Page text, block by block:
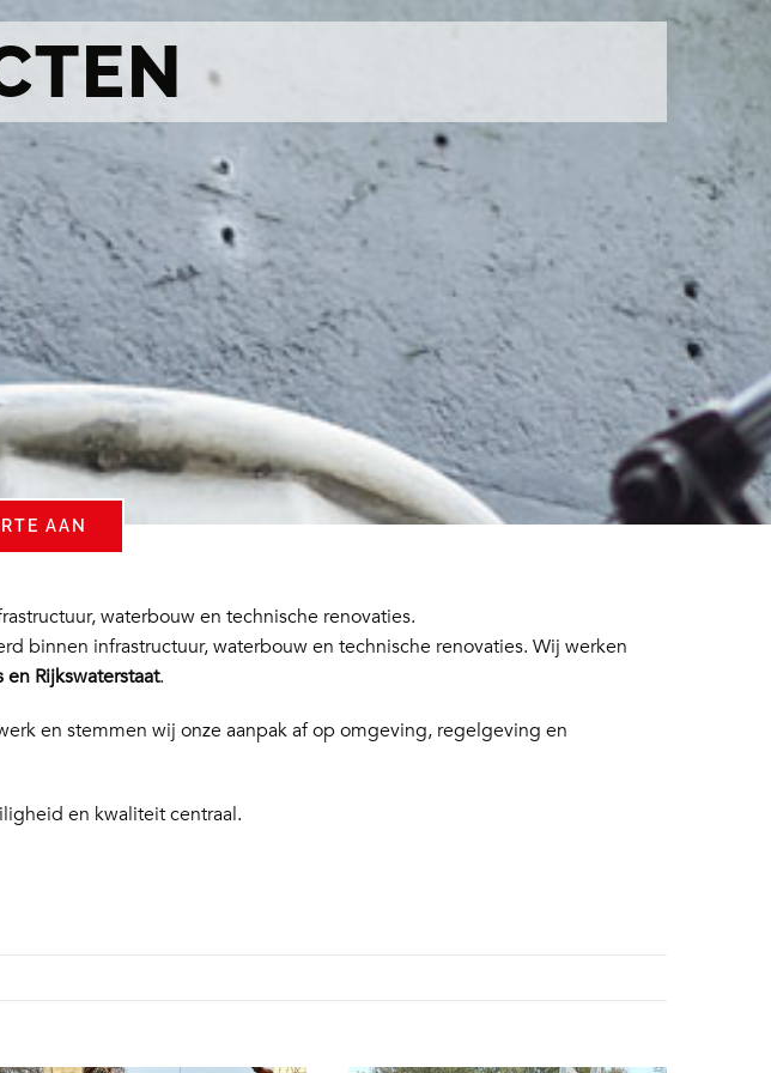
AAN
waterbouw en technische renovaties.
binnen infrastructuur, waterbouw en technische renovaties. Wij werken
Rijkswaterstaat.
en stemmen wij onze aanpak af op omgeving, regelgeving en
en kwaliteit centraal.